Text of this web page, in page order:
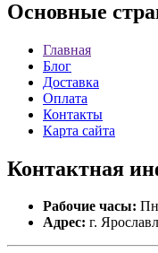
Основные
Главная
Блог
Доставка
Оплата
Контакты
Карта сайта
Контактная
Рабочие часы:
Адрес: г.